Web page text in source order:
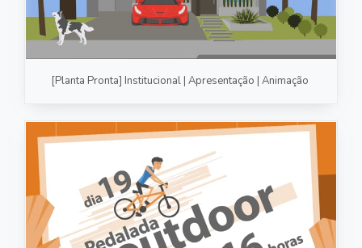
[Planta Pronta] Institucional | Apresentação | Animação